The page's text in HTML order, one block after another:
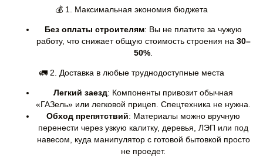
💰 1. Максимальная экономия бюджета
Без оплаты строителям: Вы не платите за чужую
работу, что снижает общую стоимость строения на 30–
50%
🚛 2. Доставка в любые труднодоступные места
Легкий заезд: Компоненты привозит обычная
«ГАЗель» или легковой прицеп. Спецтехника не нужна.
Обход препятствий: Материалы можно вручную
перенести через узкую калитку, деревья, ЛЭП или под
навесом, куда манипулятор с готовой бытовкой просто
не проедет.